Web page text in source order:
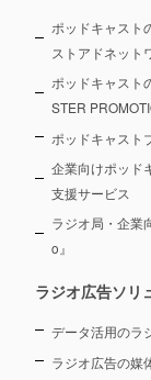
ポッドキャスト
ストアドネット
ポッドキャスト
STER
ポッドキャスト
企業向けポッド
支援サービス
ラジオ局・企業
o』
ラジオ広告ソリ
データ活用のラ
ラジオ広告の媒